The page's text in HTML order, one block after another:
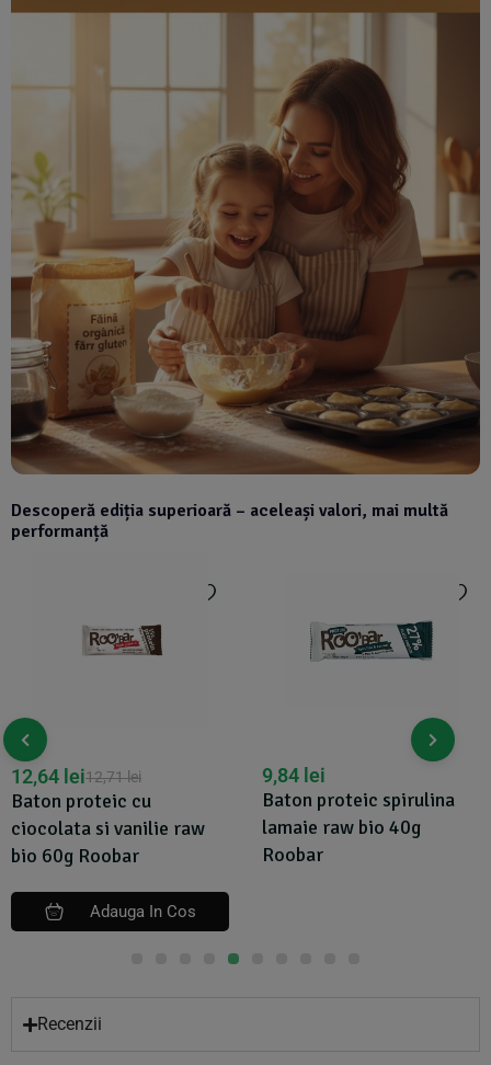
Descoperă ediția superioară – aceleași valori, mai multă
performanță
Baton proteic cu
ciocolata si vanilie raw
bio 60g Roobar
12,71lei
12,64 lei
Adauga In Cos
Baton proteic spirulina
lamaie raw bio 40g
Roobar
9,84 lei
Recenzii